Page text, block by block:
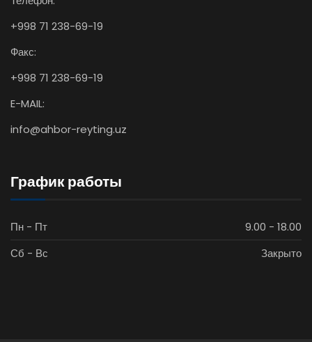
+998 71 238-69-19
Факс:
+998 71 238-69-19
E-MAIL:
info@ahbor-reyting.uz
График работы
Пн - Пт
9.00 - 18.00
Сб - Вс
Закрыто